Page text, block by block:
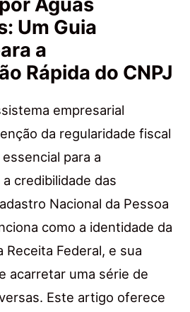
Um Guia
a
Rápida do CNPJ
empresarial
da regularidade fiscal
para a
credibilidade das
Nacional da Pessoa
como a identidade da
Receita Federal, e sua
acarretar uma série de
Este artigo oferece